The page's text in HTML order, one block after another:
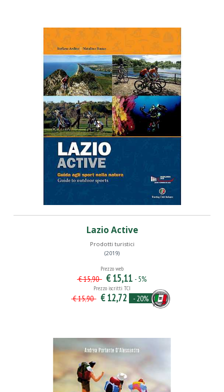
Lazio Active
Prodotti turistici
(2019)
Prezzo web
€ 15,90 € 15,11 - 5%
Prezzo iscritti TCI
€ 15,90 € 12,72 - 20%